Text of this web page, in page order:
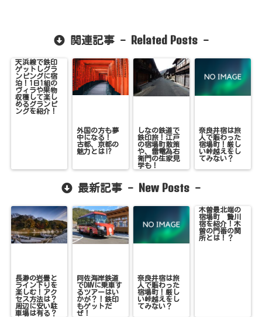
関連記事 - Related Posts-
天浜線で鉄印
ゲットしグラ
ンピングに宿
泊！1日1組の
ヴィラや果物
収穫して楽し
めるグランピ
ングを紹介！
外国の方も夢
中になる！
古都、京都の
魅力とは!?
しなの鉄道で
鉄印旅！江戸
の宿場町散策
や、雷電為右
衛門の生家見
学も！
奈良井宿は旅
人で賑わった
宿場町！厳し
い峠越えをし
てみない？
最新記事 - New Posts -
長瀞の岩畳と
ライン下りを
楽しむ！アク
セス方法は？
周辺に安い駐
車場は有る？
阿佐海岸鉄道
でDMVに乗車す
るツアーはい
かが？！鉄印
もゲットだ
ぜ！
奈良井宿は旅
人で賑わった
宿場町！厳し
い峠越えをし
てみない？
木曽最北端の
宿場町 贄川
宿を紹介！木
曽の門番の関
所とは！？